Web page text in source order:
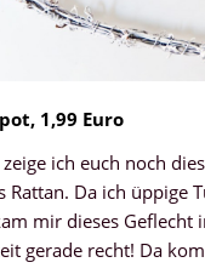
1,99 Euro
ich euch noch
Rattan. Da ich üppige
mir dieses Geflecht
gerade recht! Da